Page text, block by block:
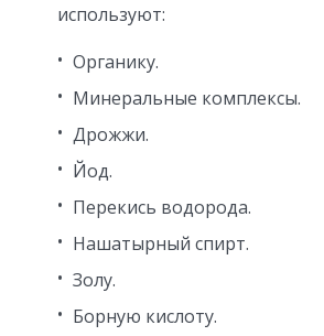
используют:
Органику.
Минеральные комплексы.
Дрожжи.
Йод.
Перекись водорода.
Нашатырный спирт.
Золу.
Борную кислоту.